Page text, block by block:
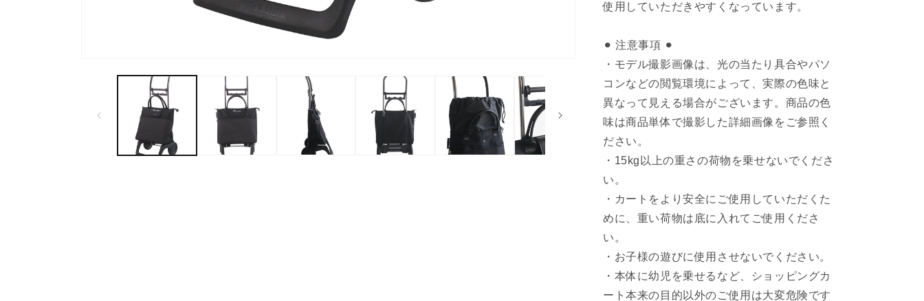
使用していただきやすくなっています。
⚫︎ 注意事項 ⚫︎
・モデル撮影画像は、光の当たり具合やパソ
コンなどの閲覧環境によって、実際の色味と
異なって見える場合がございます。商品の色
味は商品単体で撮影した詳細画像をご参照く
ださい。
・15kg以上の重さの荷物を乗せないでくださ
い。
・カートをより安全にご使用していただくた
めに、重い荷物は底に入れてご使用くださ
い。
・お子様の遊びに使用させないでください。
・本体に幼児を乗せるなど、ショッピングカ
ート本来の目的以外のご使用は大変危険です